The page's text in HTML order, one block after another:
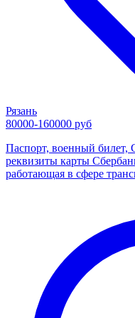
Рязань
80000-160000 руб
Паспорт, военный
реквизиты карты
работающая в сфере